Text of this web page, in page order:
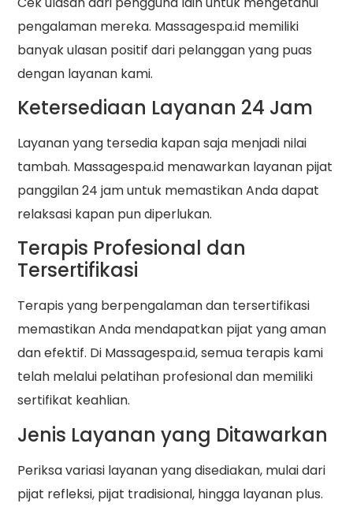
pengalaman mereka. Massagespa.id memiliki
banyak ulasan positif dari pelanggan yang puas
dengan layanan kami.
Ketersediaan Layanan 24 Jam
Layanan yang tersedia kapan saja menjadi nilai
tambah. Massagespa.id menawarkan layanan pijat
panggilan 24 jam untuk memastikan Anda dapat
relaksasi kapan pun diperlukan.
Terapis Profesional dan
Tersertifikasi
Terapis yang berpengalaman dan tersertifikasi
memastikan Anda mendapatkan pijat yang aman
dan efektif. Di Massagespa.id, semua terapis kami
telah melalui pelatihan profesional dan memiliki
sertifikat keahlian.
Jenis Layanan yang Ditawarkan
Periksa variasi layanan yang disediakan, mulai dari
pijat refleksi, pijat tradisional, hingga layanan plus.